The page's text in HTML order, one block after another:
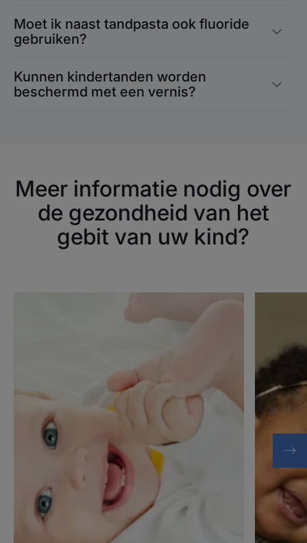
Moet ik naast tandpasta ook fluoride
gebruiken?
Kunnen kindertanden worden
beschermd met een vernis?
Meer informatie nodig over
de gezondheid van het
gebit van uw kind?